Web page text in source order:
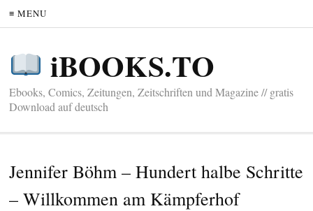
≡ MENU
iBOOKS.TO
Ebooks, Comics, Zeitungen, Zeitschriften und Magazine // gratis
Download auf deutsch
Jennifer Böhm – Hundert halbe Schritte
– Willkommen am Kämpferhof